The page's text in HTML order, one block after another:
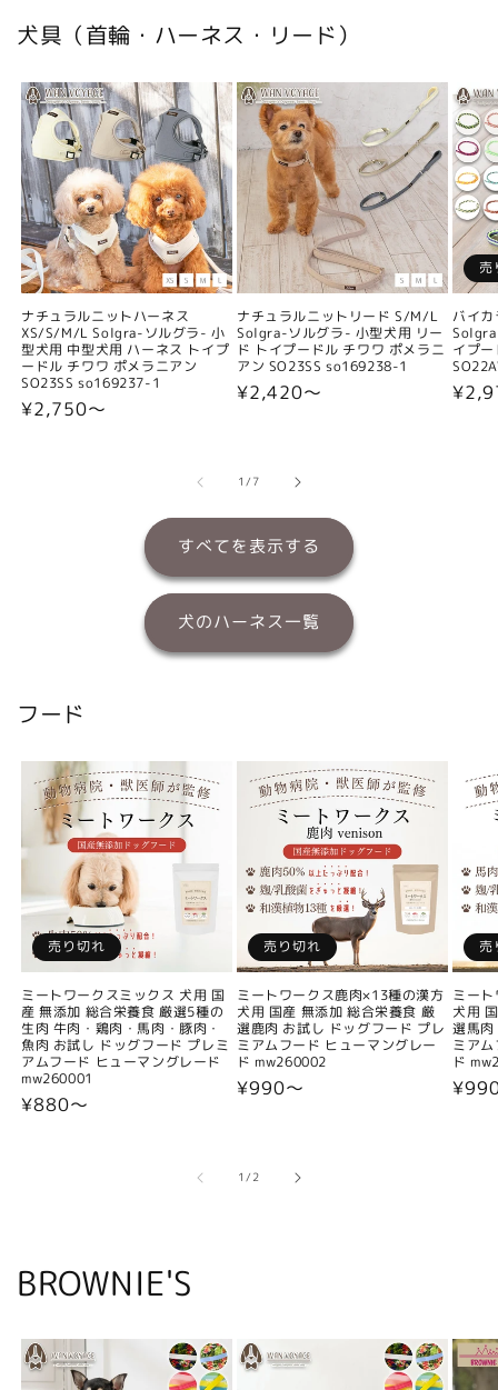
犬具（首輪・ハーネス・リード）
ナチュラルニットハーネス
XS/S/M/L Solgra-ソルグラ- 小
型犬用 中型犬用 ハーネス トイプ
ードル チワワ ポメラニアン
SO23SS so169237-1
通
¥2,750〜
ナチュラルニットリード S/M/L
Solgra-ソルグラ- 小型犬用 リー
ド トイプードル チワワ ポメラニ
アン SO23SS so169238-1
通
¥2,420〜
売
バイ
イプ
通
1/の
7
すべてを表示する
犬のハーネス一覧
フード
売り切れ
ミートワークスミックス 犬用 国
産 無添加 総合栄養食 厳選5種の
生肉 牛肉・鶏肉・馬肉・豚肉・
魚肉 お試し ドッグフード プレミ
アムフード ヒューマングレード
mw260001
通
¥880〜
売り切れ
ミートワークス鹿肉×13種の漢方
犬用 国産 無添加 総合栄養食 厳
選鹿肉 お試し ドッグフード プレ
ミアムフード ヒューマングレー
ド mw260002
通
¥990〜
売
ミー
犬用
選馬
ミア
ド
通
1/の
2
BROWNIE'S